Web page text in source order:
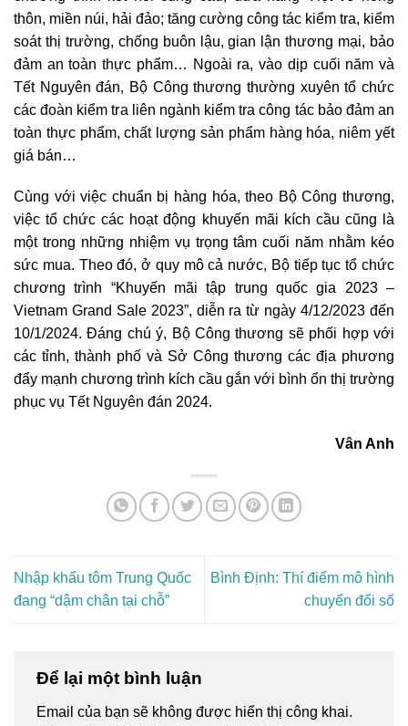
thôn, miền núi, hải đảo; tăng cường công tác kiểm tra, kiểm
soát thị trường, chống buôn lậu, gian lận thương mại, bảo
đảm an toàn thực phẩm… Ngoài ra, vào dịp cuối năm và
Tết Nguyên đán, Bộ Công thương thường xuyên tổ chức
các đoàn kiểm tra liên ngành kiểm tra công tác bảo đảm an
toàn thực phẩm, chất lượng sản phẩm hàng hóa, niêm yết
giá bán…
Cùng với việc chuẩn bị hàng hóa, theo Bộ Công thương,
việc tổ chức các hoạt động khuyến mãi kích cầu cũng là
một trong những nhiệm vụ trọng tâm cuối năm nhằm kéo
sức mua. Theo đó, ở quy mô cả nước, Bộ tiếp tục tổ chức
chương trình “Khuyến mãi tập trung quốc gia 2023 –
Vietnam Grand Sale 2023”, diễn ra từ ngày 4/12/2023 đến
10/1/2024. Đáng chú ý, Bộ Công thương sẽ phối hợp với
các tỉnh, thành phố và Sở Công thương các địa phương
đẩy mạnh chương trình kích cầu gắn với bình ổn thị trường
phục vụ Tết Nguyên đán 2024.
Vân Anh
Nhập khẩu tôm Trung Quốc
đang “dậm chân tại chỗ”
Bình Định: Thí điểm mô hình
chuyển đổi số
Để lại một bình luận
Email của bạn sẽ không được hiển thị công khai.